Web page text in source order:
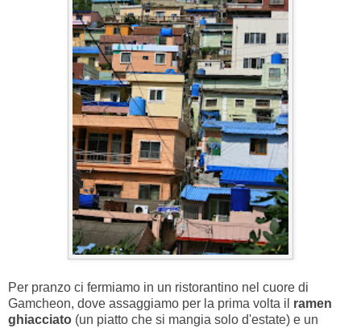
Per pranzo ci fermiamo in un ristorantino nel cuore di
Gamcheon, dove assaggiamo per la prima volta il ramen
ghiacciato (un piatto che si mangia solo d'estate) e un